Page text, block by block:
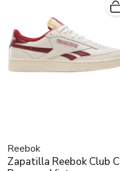
Reebok
Zapatilla Reebok Club C